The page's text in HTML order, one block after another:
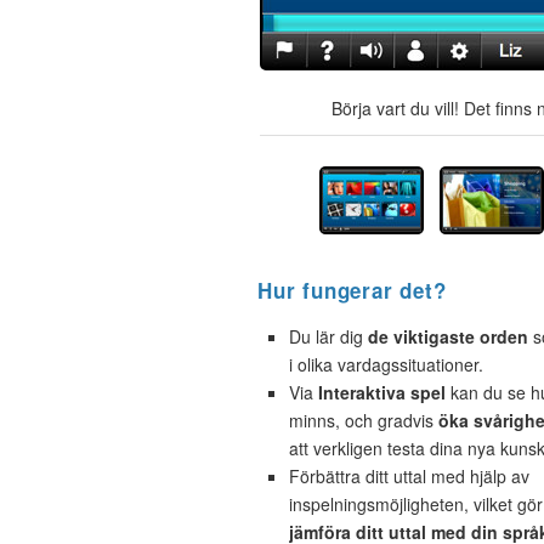
Börja vart du vill! Det finns
Hur fungerar det?
Du lär dig de viktigaste orden
i olika vardagssituationer.
Via Interaktiva spel kan du se
minns, och gradvis öka
att verkligen testa dina nya
Förbättra ditt uttal med hjälp av
inspelningsmöjligheten, vilket
jämföra ditt uttal med din